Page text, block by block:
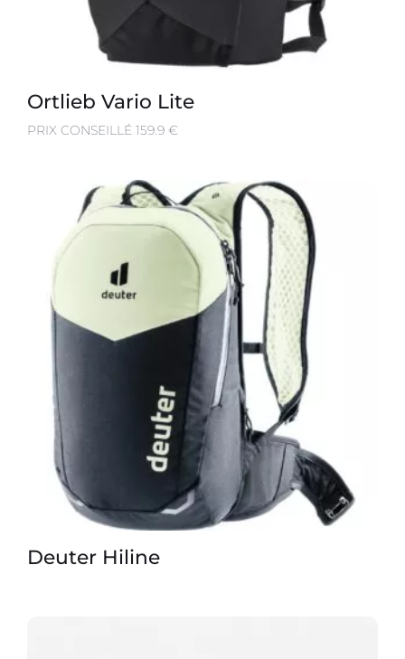
Ortlieb Vario Lite
PRIX CONSEILLÉ 159.9 €
Deuter Hiline